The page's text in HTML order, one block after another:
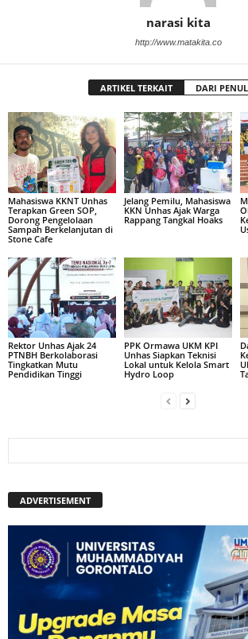
narasi kita
http://www.matakita.co
ARTIKEL TERKAIT DARI
Mahasiswa KKNT Unhas
Terapkan Green SOP,
Dorong Pengelolaan
Sampah Berkelanjutan di
Stone Cafe
Jelang Pemilu, Mahasiswa
KKN Unhas Ajak Warga
Rappang Tangkal Hoaks
Rektor Unhas Ajak 24
PTNBH Berkolaborasi
Tingkatkan Mutu
Pendidikan Tinggi
PPK Ormawa UKM KPI
Unhas Siapkan Teknisi
Lokal untuk Kelola Smart
Hydro Loop
ADVERTISEMENT